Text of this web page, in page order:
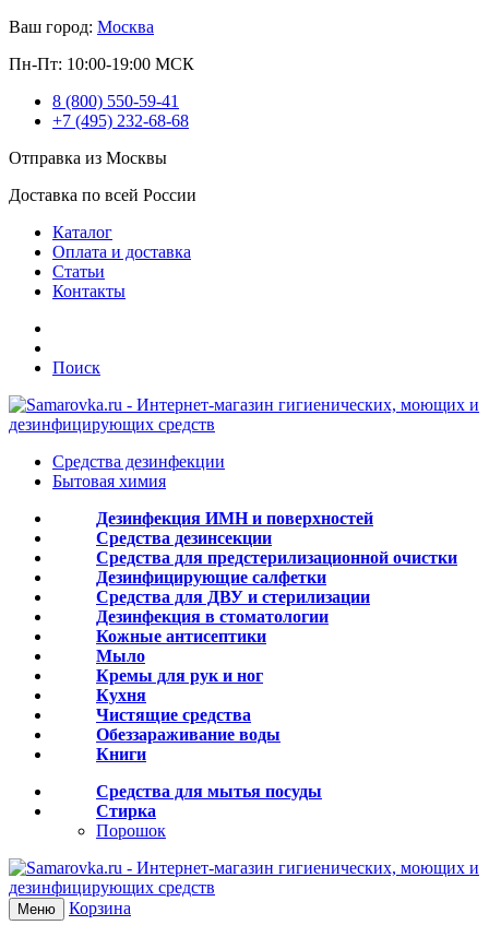
Ваш город: Москва
Пн-Пт: 10:00-19:00 МСК
8 (800) 550-59-41
+7 (495) 232-68-68
Отправка из Москвы
Доставка по всей России
Каталог
Оплата и доставка
Статьи
Контакты
Поиск
Средства дезинфекции
Бытовая химия
Дезинфекция ИМН и поверхностей
Средства дезинсекции
Средства для предстерилизационной очистки
Дезинфицирующие салфетки
Средства для ДВУ и cтерилизации
Дезинфекция в стоматологии
Кожные антисептики
Мыло
Кремы для рук и ног
Кухня
Чистящие средства
Обеззараживание воды
Книги
Средства для мытья посуды
Стирка
Порошок
Меню Корзина